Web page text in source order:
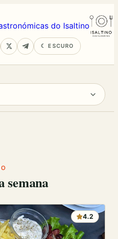
do Isaltino
☾ ESCURO
semana
4.2